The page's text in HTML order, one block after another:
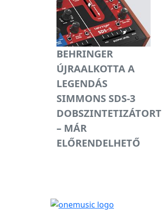
BEHRINGER
ÚJRAALKOTTA A
LEGENDÁS
SIMMONS SDS-3
DOBSZINTETIZÁTORT
– MÁR
ELŐRENDELHETŐ